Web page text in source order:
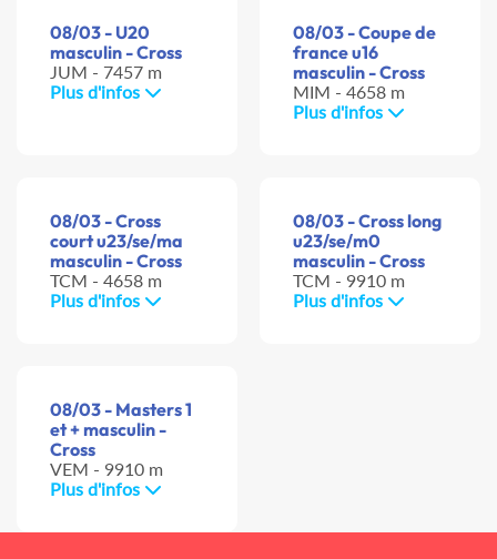
08/03 - U20
masculin - Cross
JUM - 7457 m
Plus d'infos
08/03 - Coupe de
france u16
masculin - Cross
MIM - 4658 m
Plus d'infos
08/03 - Cross
court u23/se/ma
masculin - Cross
TCM - 4658 m
Plus d'infos
08/03 - Cross long
u23/se/m0
masculin - Cross
TCM - 9910 m
Plus d'infos
08/03 - Masters 1
et + masculin -
Cross
VEM - 9910 m
Plus d'infos